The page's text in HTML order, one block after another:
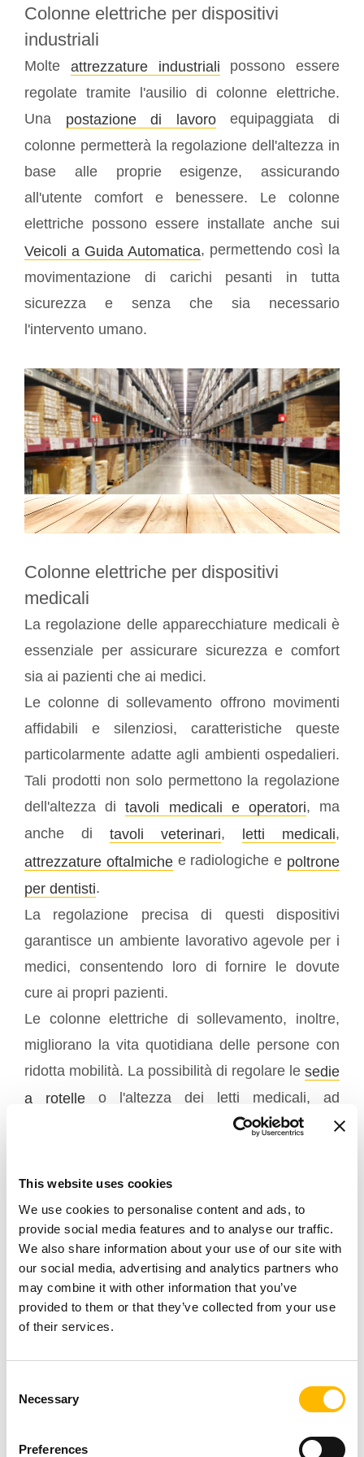
This website uses cookies
We use cookies to personalise content and ads, to
provide social media features and to analyse our traffic.
We also share information about your use of our site with
our social media, advertising and analytics partners who
may combine it with other information that you’ve
provided to them or that they’ve collected from your use
of their services.
Selection
Necessary
Preferences
Colonne elettriche per dispositivi
industriali
Molte attrezzature industriali possono essere
regolate tramite l'ausilio di colonne elettriche.
Una postazione di lavoroequipaggiata di
colonne permetterà la regolazione dell'altezza in
base alle proprie esigenze, assicurando
all'utente comfort e benessere. Le colonne
elettriche possono essere installate anche sui
Veicoli a Guida Automatica, permettendo così la
movimentazione di carichi pesanti in tutta
sicurezza e senza che sia necessario
l'intervento umano.
Colonne elettriche per dispositivi
medicali
La regolazione delle apparecchiature medicali è
essenziale per assicurare sicurezza e comfort
sia ai pazienti che ai medici.
Le colonne di sollevamento offrono movimenti
affidabili e silenziosi, caratteristiche queste
particolarmente adatte agli ambienti ospedalieri.
Tali prodotti non solo permettono la regolazione
dell'altezza ditavoli medicali e operatori, ma
anche di tavoli veterinari, letti medicali,
attrezzature oftalmichee radiologiche e poltrone
per dentisti.
La regolazione precisa di questi dispositivi
garantisce un ambiente lavorativo agevole per i
medici, consentendo loro di fornire le dovute
cure ai propri pazienti.
Le colonne elettriche di sollevamento, inoltre,
migliorano la vita quotidiana delle persone con
ridotta mobilità. La possibilità di regolare le sedie
a rotelle o l'altezza dei letti medicali, ad
esempio, offrirà loro maggiore autonomia nei
e attrezzature.
Anche la vita quotidiana nella propria abitazione